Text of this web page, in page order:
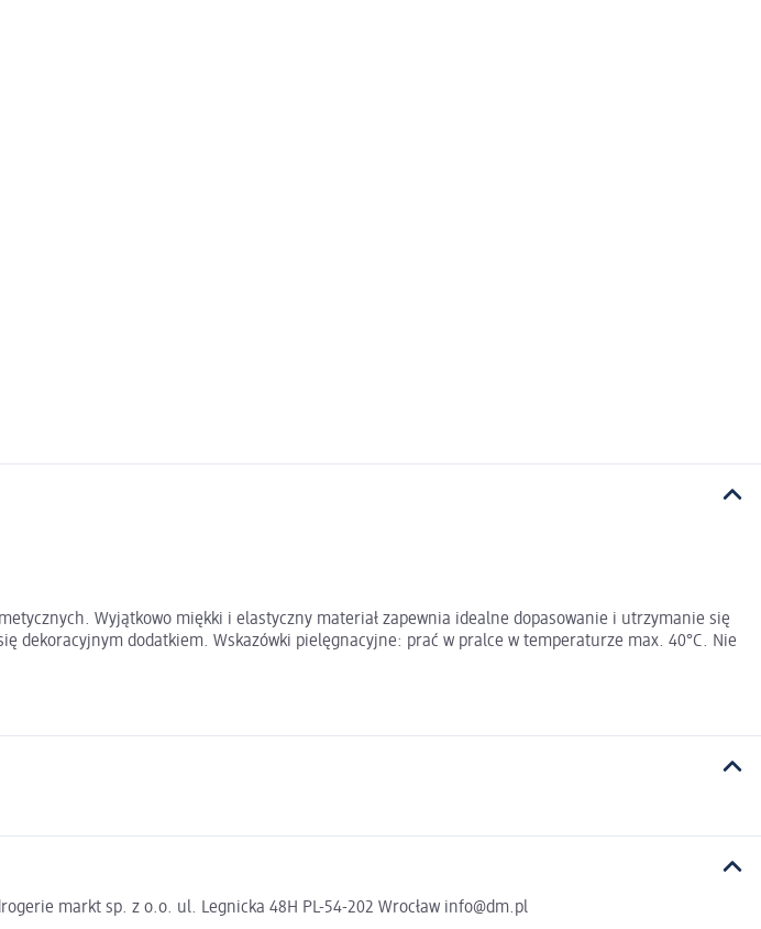
Wyjątkowo miękki i elastyczny materiał zapewnia idealne dopasowanie i utrzymanie się
dekoracyjnym dodatkiem. Wskazówki pielęgnacyjne: prać w pralce w temperaturze max. 40°C. Nie
markt sp. z o.o. ul. Legnicka 48H PL-54-202 Wrocław info@dm.pl